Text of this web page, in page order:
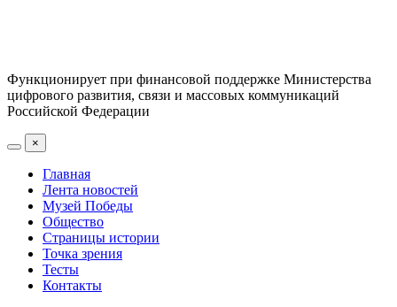
Функционирует при финансовой поддержке Министерства
цифрового развития, связи и массовых коммуникаций
Российской Федерации
×
Главная
Лента новостей
Музей Победы
Общество
Страницы истории
Точка зрения
Тесты
Контакты